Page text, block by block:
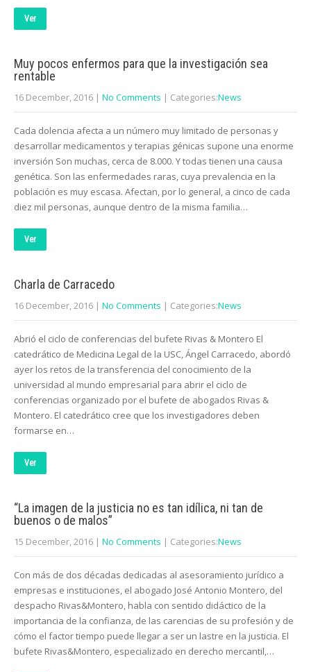
Ver
Muy pocos enfermos para que la investigación sea
rentable
16 December, 2016 | No Comments | Categories:News
Cada dolencia afecta a un número muy limitado de personas y
desarrollar medicamentos y terapias génicas supone una enorme
inversión Son muchas, cerca de 8.000. Y todas tienen una causa
genética. Son las enfermedades raras, cuya prevalencia en la
población es muy escasa. Afectan, por lo general, a cinco de cada
diez mil personas, aunque dentro de la misma familia…
Ver
Charla de Carracedo
16 December, 2016 | No Comments | Categories:News
Abrió el ciclo de conferencias del bufete Rivas & Montero El
catedrático de Medicina Legal de la USC, Ángel Carracedo, abordó
ayer los retos de la transferencia del conocimiento de la
universidad al mundo empresarial para abrir el ciclo de
conferencias organizado por el bufete de abogados Rivas &
Montero. El catedrático cree que los investigadores deben
formarse en…
Ver
“La imagen de la justicia no es tan idílica, ni tan de
buenos o de malos”
15 December, 2016 | No Comments | Categories:News
Con más de dos décadas dedicadas al asesoramiento jurídico a
empresas e instituciones, el abogado José Antonio Montero, del
despacho Rivas&Montero, habla con sentido didáctico de la
importancia de la confianza, de las carencias de su profesión y de
cómo el factor tiempo puede llegar a ser un lastre en la justicia. El
bufete Rivas&Montero, especializado en derecho mercantil,…